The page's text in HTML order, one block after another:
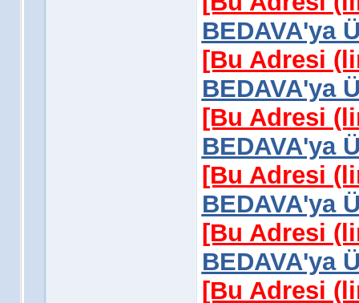
BEDAVA'ya
[Bu Adresi
BEDAVA'ya
[Bu Adresi
BEDAVA'ya
[Bu Adresi
BEDAVA'ya
[Bu Adresi
BEDAVA'ya
[Bu Adresi